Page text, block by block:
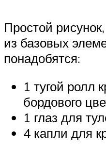
Простой
из базовых
понадобятся:
1 тугой ролл
бордового
1 глаз для
4 капли для